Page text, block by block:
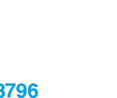
0120-12-3796